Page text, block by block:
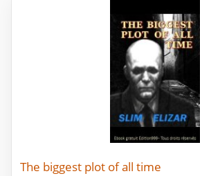
The biggest plot of all time